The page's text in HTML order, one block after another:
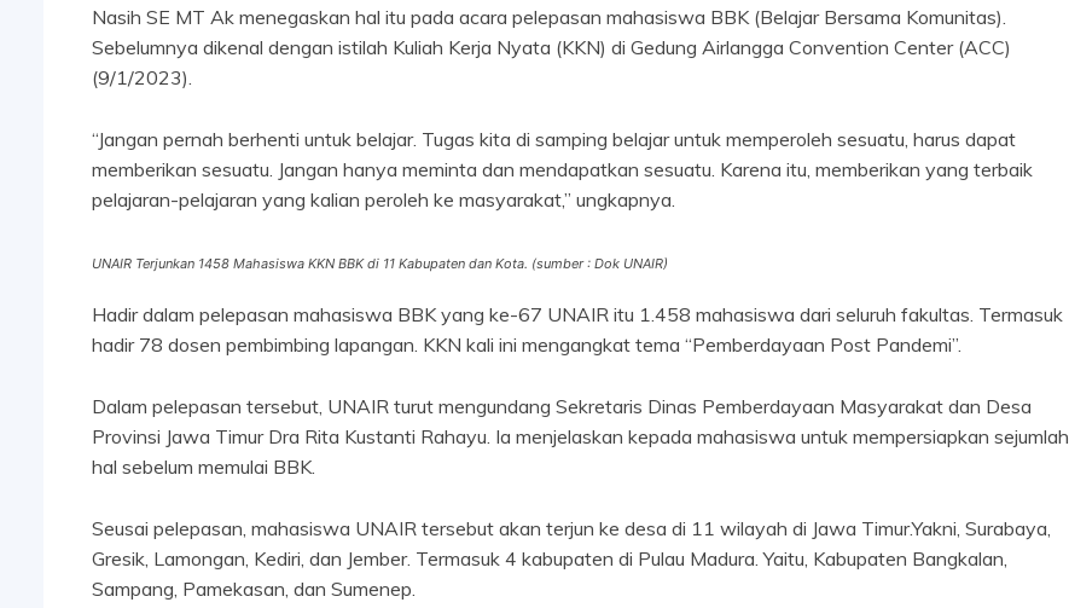
Nasih SE MT Ak menegaskan hal itu pada acara pelepasan mahasiswa BBK (Belajar Bersama Komunitas).
Sebelumnya dikenal dengan istilah Kuliah Kerja Nyata (KKN) di Gedung Airlangga Convention Center (ACC)
(9/1/2023).
“Jangan pernah berhenti untuk belajar. Tugas kita di samping belajar untuk memperoleh sesuatu, harus dapat
memberikan sesuatu. Jangan hanya meminta dan mendapatkan sesuatu. Karena itu, memberikan yang terbaik
pelajaran-pelajaran yang kalian peroleh ke masyarakat,” ungkapnya.
UNAIR Terjunkan 1458 Mahasiswa KKN BBK di 11 Kabupaten dan Kota. (sumber : Dok UNAIR)
Hadir dalam pelepasan mahasiswa BBK yang ke-67 UNAIR itu 1.458 mahasiswa dari seluruh fakultas. Termasuk
hadir 78 dosen pembimbing lapangan. KKN kali ini mengangkat tema “Pemberdayaan Post Pandemi”.
Dalam pelepasan tersebut, UNAIR turut mengundang Sekretaris Dinas Pemberdayaan Masyarakat dan Desa
Provinsi Jawa Timur Dra Rita Kustanti Rahayu. Ia menjelaskan kepada mahasiswa untuk mempersiapkan sejumlah
hal sebelum memulai BBK.
Seusai pelepasan, mahasiswa UNAIR tersebut akan terjun ke desa di 11 wilayah di Jawa Timur.Yakni, Surabaya,
Gresik, Lamongan, Kediri, dan Jember. Termasuk 4 kabupaten di Pulau Madura. Yaitu, Kabupaten Bangkalan,
Sampang, Pamekasan, dan Sumenep.